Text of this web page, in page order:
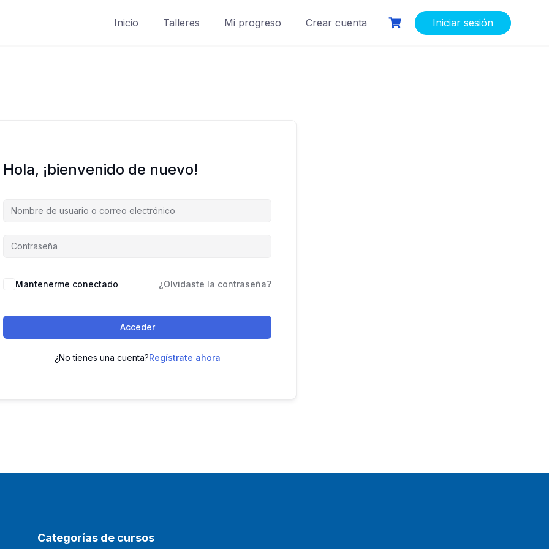
Inicio Talleres Mi progreso Crear cuenta Iniciar sesión
Hola, ¡bienvenido de nuevo!
Mantenerme conectado ¿Olvidaste la contraseña?
Acceder
¿No tienes una cuenta?Regístrate ahora
Categorías de cursos